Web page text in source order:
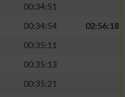
00:34:51
00:34:54
02:56:18
00:35:11
00:35:13
00:35:21